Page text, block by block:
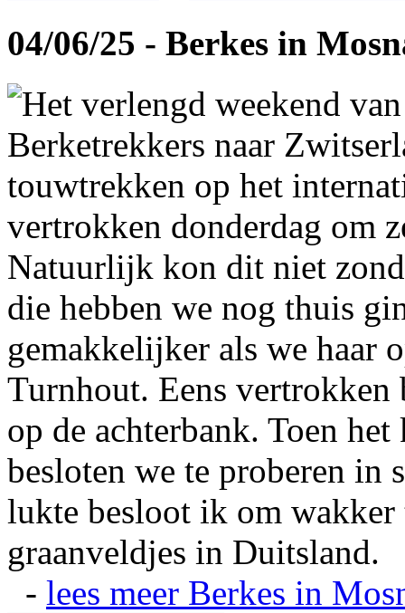
04/06/25 - Berkes in
Het verlengd weekend
Berketrekkers naar
touwtrekken op het
vertrokken donderdag om
Natuurlijk kon dit niet
die hebben we nog thuis
gemakkelijker als we haar
Turnhout. Eens vertrokken
op de achterbank. Toen
besloten we te proberen in
lukte besloot ik om
graanveldjes in Duitsland.
- lees meer Berkes in